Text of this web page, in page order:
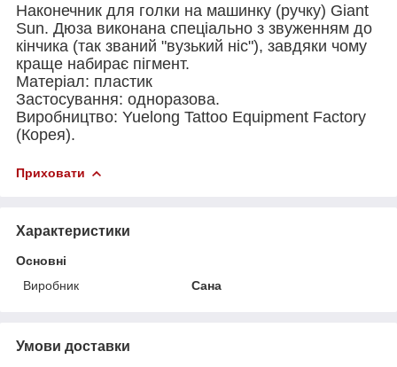
Наконечник для голки на машинку (ручку) Giant
Sun. Дюза виконана спеціально з звуженням до
кінчика (так званий "вузький ніс"), завдяки чому
краще набирає пігмент.
Матеріал: пластик
Застосування: одноразова.
Виробництво: Yuelong Tattoo Equipment Factory
(Корея).
Приховати
Характеристики
Основні
Виробник
Сана
Умови доставки